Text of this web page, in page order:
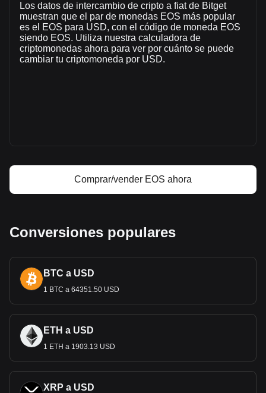
Más información acerca de EOS en Bitget
Precio de EOS
Predicción de precios de EOS
Los datos de intercambio de cripto a fiat de Bitget
muestran que el par de monedas EOS más popular
es el EOS para USD, con el código de moneda EOS
siendo EOS. Utiliza nuestra calculadora de
criptomonedas ahora para ver por cuánto se puede
cambiar tu criptomoneda por USD.
Comprar/vender EOS ahora
Conversiones populares
BTC a USD
1 BTC a 64351.50 USD
ETH a USD
1 ETH a 1903.13 USD
XRP a USD